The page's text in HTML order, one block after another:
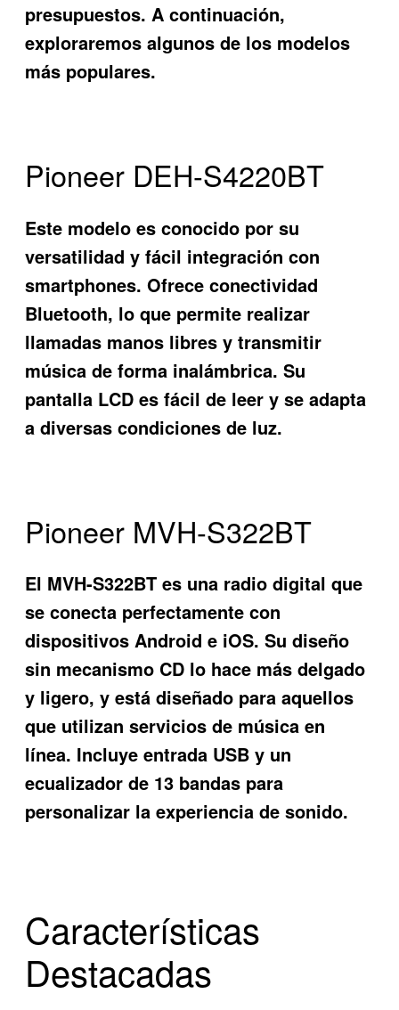
presupuestos. A continuación,
exploraremos algunos de los modelos
más populares.
Pioneer DEH-S4220BT
Este modelo es conocido por su
versatilidad y fácil integración con
smartphones. Ofrece conectividad
Bluetooth, lo que permite realizar
llamadas manos libres y transmitir
música de forma inalámbrica. Su
pantalla LCD es fácil de leer y se adapta
a diversas condiciones de luz.
Pioneer MVH-S322BT
El MVH-S322BT es una radio digital que
se conecta perfectamente con
dispositivos Android e iOS. Su diseño
sin mecanismo CD lo hace más delgado
y ligero, y está diseñado para aquellos
que utilizan servicios de música en
línea. Incluye entrada USB y un
ecualizador de 13 bandas para
personalizar la experiencia de sonido.
Características
Destacadas